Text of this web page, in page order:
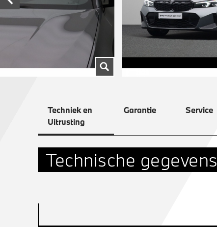
Techniek en
Uitrusting
Garantie Service
Technische gegevens